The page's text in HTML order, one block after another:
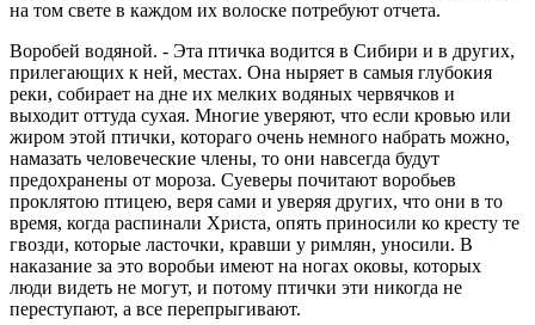
на том свете в каждом их волоске потребуют отчета.
Воробей водяной. - Эта птичка водится в Сибири и в других,
прилегающих к ней, местах. Она ныряет в самыя глубокия
реки, собирает на дне их мелких водяных червячков и
выходит оттуда сухая. Многие уверяют, что если кровью или
жиром этой птички, котораго очень немного набрать можно,
намазать человеческие члены, то они навсегда будут
предохранены от мороза. Суеверы почитают воробьев
проклятою птицею, веря сами и уверяя других, что они в то
время, когда распинали Христа, опять приносили ко кресту те
гвозди, которые ласточки, кравши у римлян, уносили. В
наказание за это воробьи имеют на ногах оковы, которых
люди видеть не могут, и потому птички эти никогда не
переступают, а все перепрыгивают.